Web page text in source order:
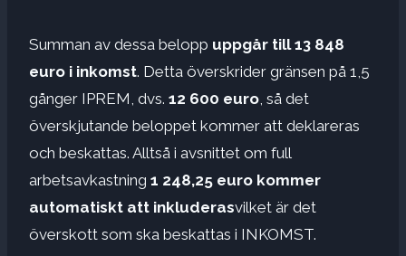
Summan av dessa belopp uppgår till 13 848
euro i inkomst. Detta överskrider gränsen på 1,5
gånger IPREM, dvs. 12 600 euro , så det
överskjutande beloppet kommer att deklareras
och beskattas. Alltså i avsnittet om full
arbetsavkastning 1 248,25 euro kommer
automatiskt att inkluderasvilket är det
överskott som ska beskattas i INKOMST.